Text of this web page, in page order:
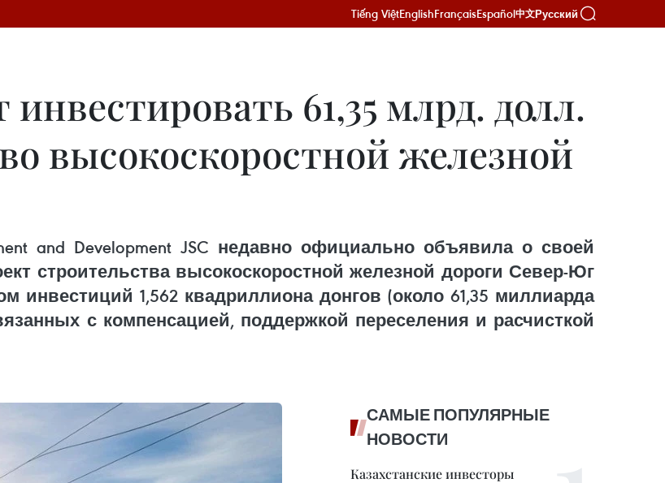
Tiếng ViệtEnglishFrançaisEspañol中文Русский
инвестировать 61,35 млрд. долл.
высокоскоростной железной
and Development JSC недавно официально объявила о своей
строительства высокоскоростной железной дороги Север-Юг
1,562 квадриллиона донгов (около 61,35 миллиарда
с компенсацией, поддержкой переселения и расчисткой
САМЫЕ ПОПУЛЯРНЫЕ
НОВОСТИ
Казахстанские инвесторы